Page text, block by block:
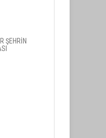
ŞEHRİN